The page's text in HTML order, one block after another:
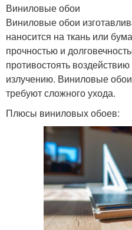
Виниловые обои
Виниловые обои
наносится на ткань или
прочностью и
противостоять
излучению. Виниловые
требуют сложного ухода.
Плюсы виниловых обоев: